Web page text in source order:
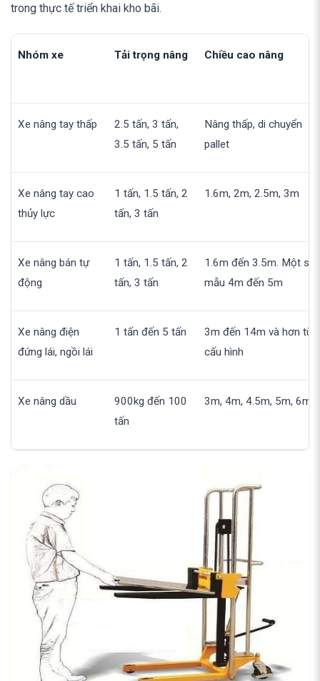
trong thực tế triển khai kho bãi.
Nhóm xe Tải trọng nâng Chiều cao nâng
Xe nâng tay thấp
2.5 tấn, 3 tấn,
3.5 tấn, 5 tấn
Nâng thấp, di chuyển
pallet
Xe nâng tay cao
thủy lực
1 tấn, 1.5 tấn, 2
tấn, 3 tấn
1.6m, 2m, 2.5m, 3m
Xe nâng bán tự
động
1 tấn, 1.5 tấn, 2
tấn, 3 tấn
1.6m đến 3.5m. Một số
mẫu 4m đến 5m
Xe nâng điện
đứng lái, ngồi lái
1 tấn đến 5 tấn
3m đến 14m và hơn tùy
cấu hình
Xe nâng dầu
900kg đến 100
tấn
3m, 4m, 4.5m, 5m, 6m